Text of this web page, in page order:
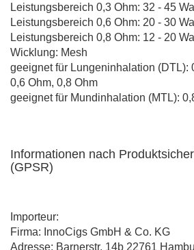
Leistungsbereich 0,3 Ohm: 32 - 45
Leistungsbereich 0,6 Ohm: 20 - 30
Leistungsbereich 0,8 Ohm: 12 - 20
Wicklung: Mesh
geeignet für Lungeninhalation (DTL):
0,6 Ohm, 0,8 Ohm
geeignet für Mundinhalation (MTL):
Informationen nach
(GPSR)
Importeur:
Firma: InnoCigs GmbH & Co. KG
Adresse: Barnerstr. 14b 22761